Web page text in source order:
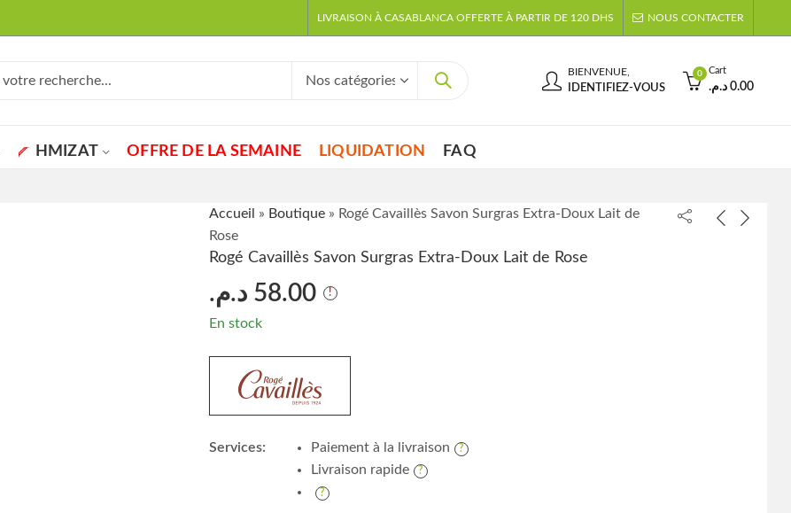
LIVRAISON À CASABLANCA OFFERTE À PARTIR DE 120 DHS NOUS CONTACTER
BIENVENUE,
IDENTIFIEZ-VOUS
0 Cart
0.00 د.م.
HMIZAT OFFRE DE LA SEMAINE LIQUIDATION FAQ
Accueil » Boutique» Rogé Cavaillès Savon Surgras Extra-Doux Lait de
Rose
Rogé Cavaillès Savon Surgras Extra-Doux Lait de Rose
58.00 د.م.
En stock
Services:
Paiement à la livraison
Livraison rapide